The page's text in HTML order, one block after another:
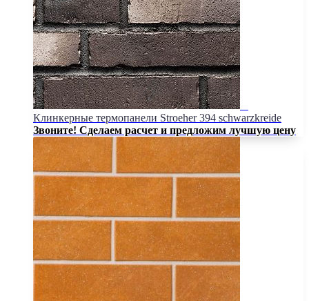
Клинкерные термопанели Stroeher 394 schwarzkreide
Звоните! Сделаем расчет и предложим лучшую цену